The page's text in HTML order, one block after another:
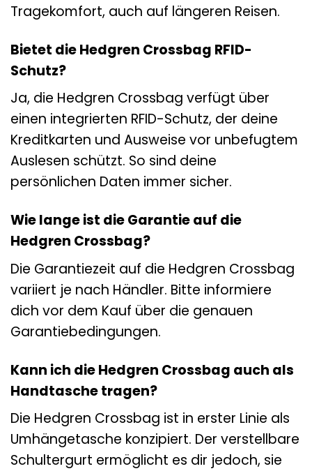
Tragekomfort, auch auf längeren Reisen.
Bietet die Hedgren Crossbag RFID-
Schutz?
Ja, die Hedgren Crossbag verfügt über
einen integrierten RFID-Schutz, der deine
Kreditkarten und Ausweise vor unbefugtem
Auslesen schützt. So sind deine
persönlichen Daten immer sicher.
Wie lange ist die Garantie auf die
Hedgren Crossbag?
Die Garantiezeit auf die Hedgren Crossbag
variiert je nach Händler. Bitte informiere
dich vor dem Kauf über die genauen
Garantiebedingungen.
Kann ich die Hedgren Crossbag auch als
Handtasche tragen?
Die Hedgren Crossbag ist in erster Linie als
Umhängetasche konzipiert. Der verstellbare
Schultergurt ermöglicht es dir jedoch, sie